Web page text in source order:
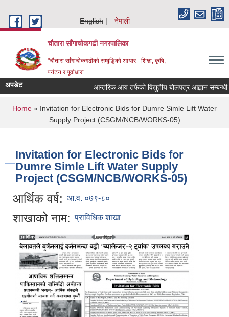
English
नेपाली
चौतारा साँगाचोकगढी नगरपालिका
"चौतारा साँगाचोकगढीको सम्बृद्धिको आधार - शिक्षा, कृषि,
पर्यटन र पूर्वाधार"
अपडेट आन्तरिक आय तर्फको विद्युतीय बोलपत्र आह्वान सम्बन्धी
You are here
Home » Invitation for Electronic Bids for Dumre Simle Lift Water
Supply Project (CSGM/NCB/WORKS-05)
Invitation for Electronic Bids for
Dumre Simle Lift Water Supply
Project (CSGM/NCB/WORKS-05)
आर्थिक वर्ष: आ.व. ०७९-८०
शाखाको नाम: प्राविधिक शाखा